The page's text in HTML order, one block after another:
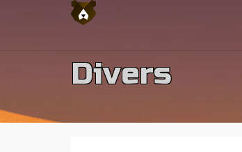
Divers